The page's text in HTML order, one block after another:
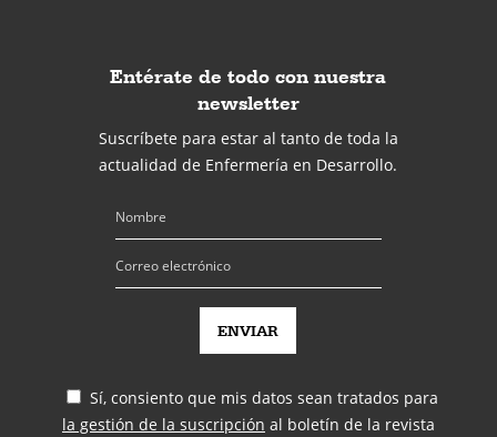
Entérate de todo con nuestra
newsletter
Suscríbete para estar al tanto de toda la
actualidad de Enfermería en Desarrollo.
Sí, consiento que mis datos sean tratados para
la gestión de la suscripción al boletín de la revista